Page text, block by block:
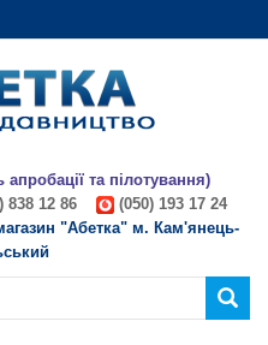
та пілотування)
838 12 86
(050) 193 17 24
"Абетка" м. Кам'янець-